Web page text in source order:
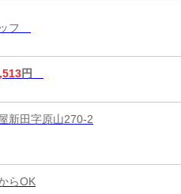
フ
円
新田字原山270-2
らOK